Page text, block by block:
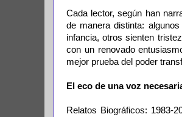
Cada lector, según han
de manera distinta:
infancia, otros sienten
con un renovado
mejor prueba del poder
El eco de una voz
Relatos Biográficos: 1983-